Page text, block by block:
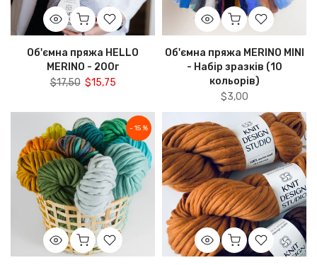
Об'ємна пряжа HELLO
MERINO - 200г
$17,50 $15,75
Об'ємна пряжа MERINO MINI
- Набір зразків (10
кольорів)
$3,00
- 15 %